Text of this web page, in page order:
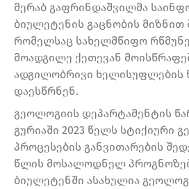
მერაბ გაფრინდაშვილმა
ბიულეტენის გაცნობის მიზნით
რომელსაც სახელმწიფო
მოადგილე ქეთევან
ადგილობრივი ხელისუფლების
დაესწრნენ.
გეოლოგიის დეპარტამენტის
გურიაში 2023 წელს სტიქიური
პროცესების განვითარების
წლის მოსალოდნელ
ბიულეტენში ასახულია